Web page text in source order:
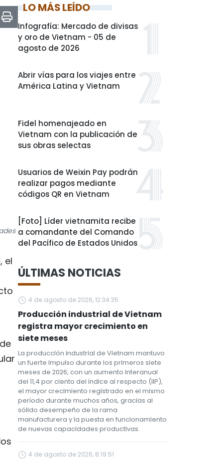
el
LO MÁS LEÍDO
Infografía: Mercado de divisas
y oro de Vietnam - 05 de
agosto de 2026
Abrir vías para los viajes entre
América Latina y Vietnam
Fidel homenajeado en
Vietnam con la publicación de
sus obras selectas
Usuarios de Weixin Pay podrán
realizar pagos mediante
códigos QR en Vietnam
[Foto] Líder vietnamita recibe
a comandante del Comando
del Pacífico de Estados Unidos
ÚLTIMAS NOTICIAS
4 de agosto de 2026, 12:34:35
Producción industrial de Vietnam
registra mayor crecimiento en
siete meses
La producción industrial de Vietnam mantuvo
un fuerte impulso durante los primeros siete
meses de 2026, con un aumento interanual
del 11,4 por ciento del índice al respecto (IIP),
el mayor crecimiento registrado en el mismo
período durante muchos años, gracias al
sólido desempeño de la rama
manufacturera y la puesta en funcionamiento
de nuevas capacidades productivas.
4 de agosto de 2026, 8:19:51